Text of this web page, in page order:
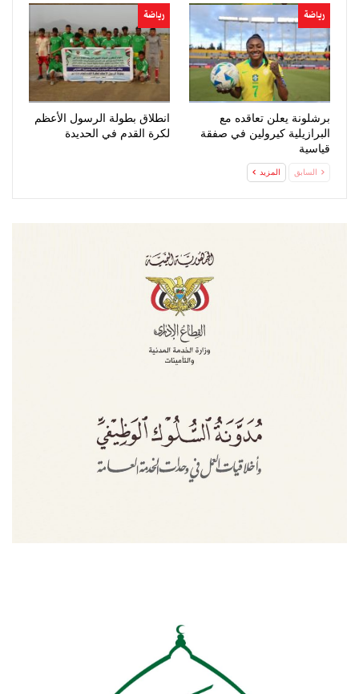
رياضة
برشلونة يعلن تعاقده مع
البرازيلية كيرولين في صفقة
قياسية
رياضة
انطلاق بطولة الرسول الأعظم
لكرة القدم في الحديدة
السابق المزيد